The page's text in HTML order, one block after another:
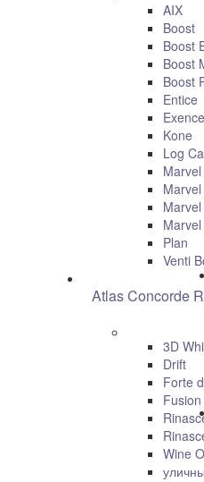
AIX
Boost
Boost
Boost
Boost
Entice
Exence
Kone
Log
Plan
Venti
Atlas Concorde
3D
Drift
Forte
Wine